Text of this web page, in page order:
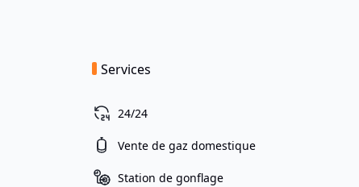
Services
24/24
Vente de gaz domestique
Station de gonflage